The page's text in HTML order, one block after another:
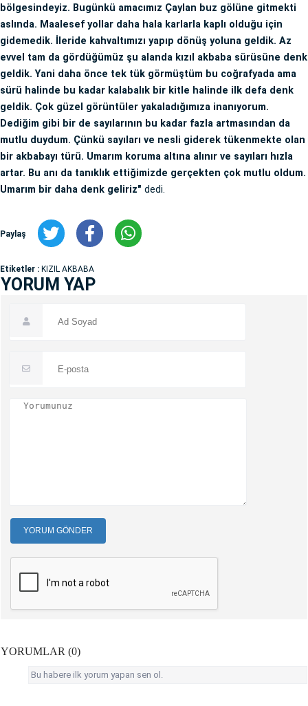
bölgesindeyiz. Bugünkü amacımız Çaylan buz gölüne gitmekti
aslında. Maalesef yollar daha hala karlarla kaplı olduğu için
gidemedik. İleride kahvaltımızı yapıp dönüş yoluna geldik. Az
evvel tam da gördüğümüz şu alanda kızıl akbaba sürüsüne denk
geldik. Yani daha önce tek tük görmüştüm bu coğrafyada ama
sürü halinde bu kadar kalabalık bir kitle halinde ilk defa denk
geldik. Çok güzel görüntüler yakaladığımıza inanıyorum.
Dediğim gibi bir de sayılarının bu kadar fazla artmasından da
mutlu duydum. Çünkü sayıları ve nesli giderek tükenmekte olan
bir akbabayı türü. Umarım koruma altına alınır ve sayıları hızla
artar. Bu anı da tanıklık ettiğimizde gerçekten çok mutlu oldum.
Umarım bir daha denk geliriz" dedi.
Paylaş
Etiketler : KIZIL AKBABA
YORUM YAP
YORUM GÖNDER
YORUMLAR (0)
Bu habere ilk yorum yapan sen ol.